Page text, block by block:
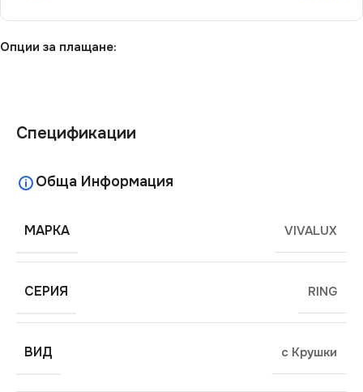
Опции за плащане:
Спецификации
Обща Информация
МАРКА VIVALUX
СЕРИЯ RING
ВИД с Крушки